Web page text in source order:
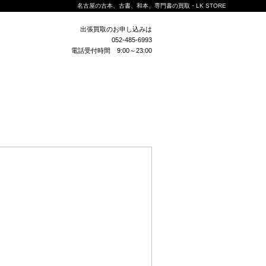
名古屋の古本、古書、和本、専門書の買取・LK STORE
出張買取のお申し込みは
052-485-6993
電話受付時間 9:00～23:00